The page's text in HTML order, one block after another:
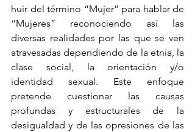
huir del término “Mujer” para hablar de
“Mujeres” reconociendo así las
diversas realidades por las que se ven
atravesadas dependiendo de la etnia, la
clase social, la orientación y/o
identidad sexual. Este enfoque
pretende cuestionar las causas
profundas y estructurales de la
desigualdad y de las opresiones de las